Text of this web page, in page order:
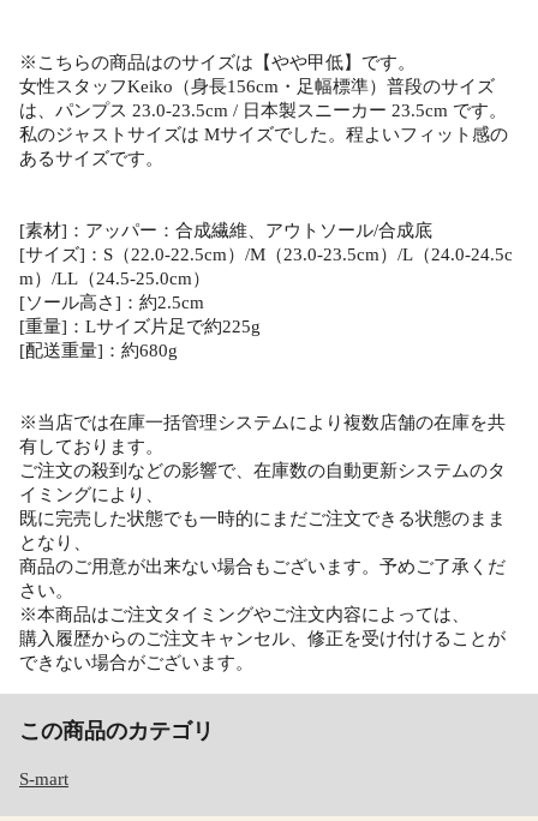
※こちらの商品はのサイズは【やや甲低】です。
女性スタッフKeiko（身長156cm・足幅標準）普段のサイズ
は、パンプス 23.0-23.5cm / 日本製スニーカー 23.5cm です。
私のジャストサイズは Mサイズでした。程よいフィット感の
あるサイズです。
[素材]：アッパー：合成繊維、アウトソール/合成底
[サイズ]：S（22.0-22.5cm）/M（23.0-23.5cm）/L（24.0-24.5c
m）/LL（24.5-25.0cm）
[ソール高さ]：約2.5cm
[重量]：Lサイズ片足で約225g
[配送重量]：約680g
※当店では在庫一括管理システムにより複数店舗の在庫を共
有しております。
ご注文の殺到などの影響で、在庫数の自動更新システムのタ
イミングにより、
既に完売した状態でも一時的にまだご注文できる状態のまま
となり、
商品のご用意が出来ない場合もございます。予めご了承くだ
さい。
※本商品はご注文タイミングやご注文内容によっては、
購入履歴からのご注文キャンセル、修正を受け付けることが
できない場合がございます。
この商品のカテゴリ
S-mart